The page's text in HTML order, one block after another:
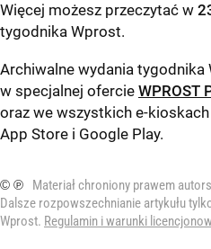
Więcej możesz przeczytać w
tygodnika Wprost.
Archiwalne wydania
w specjalnej ofercie WPROST
oraz we wszystkich e-
App Store i Google Play.
© ℗
Materiał chroniony prawem
Dalsze rozpowszechnianie artykułu
Wprost. Regulamin i warunki